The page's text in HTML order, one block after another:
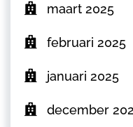
maart 2025
februari 2025
januari 2025
december